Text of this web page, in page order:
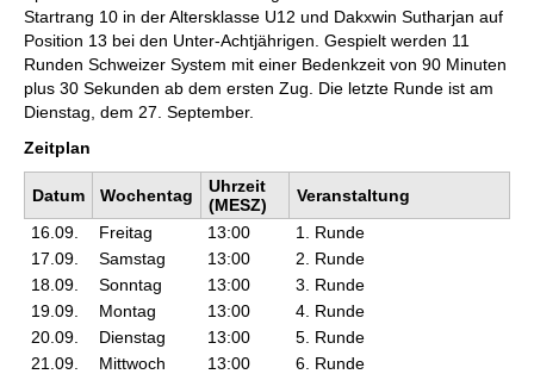
Startrang 10 in der Altersklasse U12 und Dakxwin Sutharjan auf
Position 13 bei den Unter-Achtjährigen. Gespielt werden 11
Runden Schweizer System mit einer Bedenkzeit von 90 Minuten
plus 30 Sekunden ab dem ersten Zug. Die letzte Runde ist am
Dienstag, dem 27. September.
Zeitplan
Datum Wochentag
Uhrzeit
(MESZ)
Veranstaltung
16.09.
Freitag 13:00
1. Runde
17.09.
Samstag 13:00
2. Runde
18.09.
Sonntag 13:00
3. Runde
19.09.
Montag 13:00
4. Runde
20.09.
Dienstag 13:00
5. Runde
21.09.
Mittwoch 13:00 6. Runde